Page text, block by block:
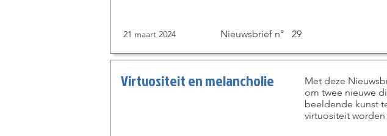
21 maart 2024 Nieuwsbrief n° 29
Virtuositeit en melancholie
Met deze
om twee nieuwe
beeldende kunst
virtuositeit